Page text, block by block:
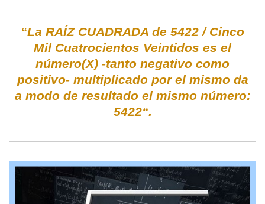
“La RAÍZ CUADRADA de 5422 / Cinco
Mil Cuatrocientos Veintidos es el
número(X) -tanto negativo como
positivo- multiplicado por el mismo da
a modo de resultado el mismo número:
5422“.